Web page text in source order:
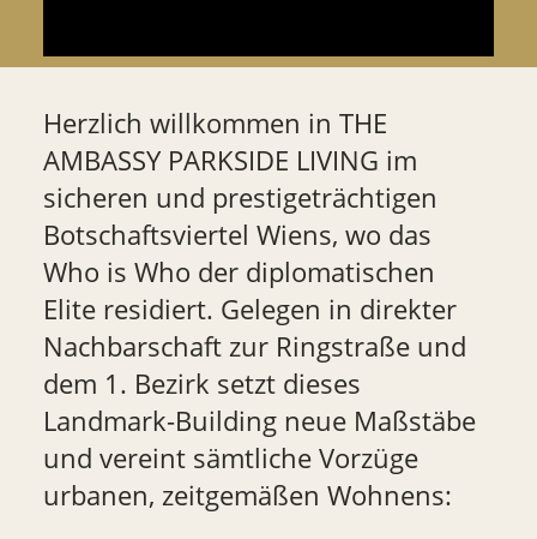
Herzlich willkommen in THE
AMBASSY PARKSIDE LIVING im
sicheren und prestigeträchtigen
Botschaftsviertel Wiens, wo das
Who is Who der diplomatischen
Elite residiert. Gelegen in direkter
Nachbarschaft zur Ringstraße und
dem 1. Bezirk setzt dieses
Landmark-Building neue Maßstäbe
und vereint sämtliche Vorzüge
urbanen, zeitgemäßen Wohnens: